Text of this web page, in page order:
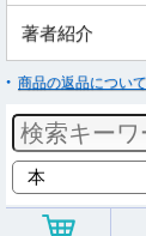
著者紹介
商品の返品について